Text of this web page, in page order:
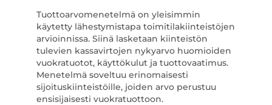
Tuottoarvomenetelmä on yleisimmin
käytetty lähestymistapa toimitilakiinteistöjen
arvioinnissa. Siinä lasketaan kiinteistön
tulevien kassavirtojen nykyarvo huomioiden
vuokratuotot, käyttökulut ja tuottovaatimus.
Menetelmä soveltuu erinomaisesti
sijoituskiinteistöille, joiden arvo perustuu
ensisijaisesti vuokratuottoon.